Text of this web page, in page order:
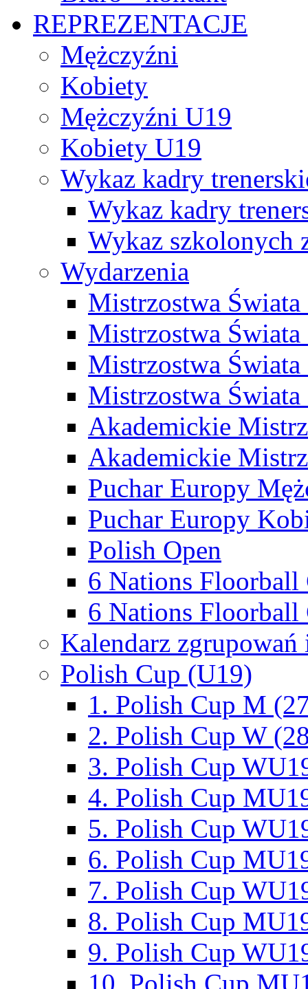
REPREZENTACJE
Mężczyźni
Kobiety
Mężczyźni U19
Kobiety U19
Wykaz kadry
Wykaz kadry
Wykaz szkolonych
Wydarzenia
Mistrzostwa
Mistrzostwa
Mistrzostwa
Mistrzostwa
Akademickie
Akademickie
Puchar Europy
Puchar Europy
Polish Open
6 Nations Floorball
6 Nations Floorball
Kalendarz
Polish Cup (U19)
1. Polish Cup M
2. Polish Cup W
3. Polish Cup
4. Polish Cup
5. Polish Cup
6. Polish Cup
7. Polish Cup
8. Polish Cup
9. Polish Cup
10. Polish Cup